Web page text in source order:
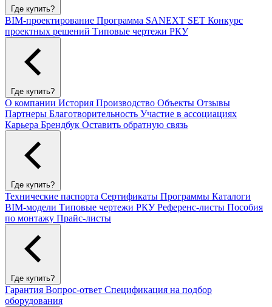
Где купить?
BIM-проектирование Программа SANEXT SET Конкурс
проектных решений Типовые чертежи РКУ
Где купить?
О компании История Производство Объекты Отзывы
Партнеры Благотворительность Участие в ассоциациях
Карьера Брендбук Оставить обратную связь
Где купить?
Технические паспорта Сертификаты Программы Каталоги
BIM-модели Типовые чертежи РКУРеференс-листы Пособия
по монтажу Прайс-листы
Где купить?
Гарантия Вопрос-ответ Спецификация на подбор
оборудования